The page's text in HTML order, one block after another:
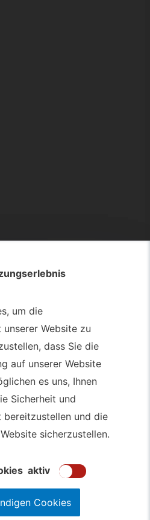
um die
Website zu
dass Sie die
auf unserer Website
es uns, Ihnen
Sicherheit und
bereitzustellen und die
sicherzustellen.
aktiv
Cookies
um die
Website zu
dass Sie die
auf unserer Website
es uns, Ihnen
Sicherheit und
bereitzustellen und die
sicherzustellen.
aktiv
Cookies